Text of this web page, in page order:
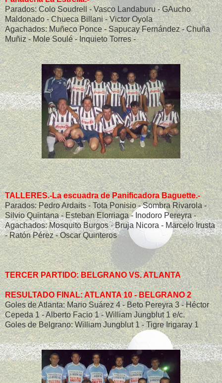
Parados: Colo Soudrell - Vasco Landaburu - GAucho
Maldonado - Chueca Billani - Victor Oyola
Agachados: Muñeco Ponce - Sapucay Fernández - Chuña
Muñiz - Mole Soulé - Inquieto Torres -
TALLERES.-La escuadra de Panificadora Baguette.-
Parados: Pedro Ardaits - Tota Ponisio - Sombra Rivarola -
Silvio Quintana - Esteban Elorriaga - Inodoro Pereyra -
Agachados: Mosquito Burgos - Bruja Nicora - Marcelo Irusta
- Ratón Pérez - Oscar Quinteros
TERCER PARTIDO: BELGRANO VS. ATLANTA
RESULTADO FINAL: ATLANTA 10 - BELGRANO 2
Goles de Atlanta: Mario Suárez 4 - Beto Pereyra 3 - Héctor
Cepeda 1 - Alberto Facio 1 - William Jungblut 1 e/c.
Goles de Belgrano: William Jungblut 1 - Tigre Irigaray 1